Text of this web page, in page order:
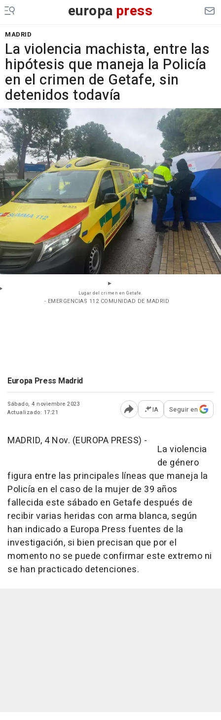
europa press
MADRID
La violencia machista, entre las
hipótesis que maneja la Policía
en el crimen de Getafe, sin
detenidos todavía
Lugar del crimen en Getafe.
- EMERGENCIAS 112 COMUNIDAD DE MADRID
Europa Press Madrid
Sábado, 4 noviembre 2023
Actualizado: 17:21
Abrir opciones para
IA Seguir en
MADRID, 4 Nov. (EUROPA PRESS) -
La violencia
de género
figura entre las principales líneas que maneja la
Policía en el caso de la mujer de 39 años
fallecida este sábado en Getafe después de
recibir varias heridas con arma blanca, según
han indicado a Europa Press fuentes de la
investigación, si bien precisan que por el
momento no se puede confirmar este extremo ni
se han practicado detenciones.